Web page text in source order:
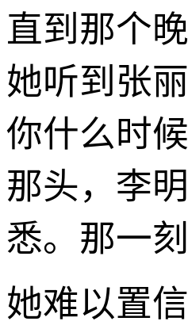
直到那个
她听到张
你什么时
那头，李
悉。那一
她难以置